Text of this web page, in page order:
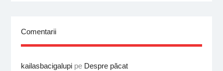
Comentarii
kailasbacigalupipe Despre păcat